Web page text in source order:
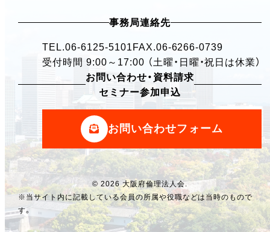
事務局連絡先
TEL.06-6125-5101 FAX.06-6266-0739
受付時間 9:00～17:00 （土曜・日曜・祝日は休業）
お問い合わせ・資料請求
セミナー参加申込
お問い合わせフォーム
© 2026 大阪府倫理法人会.
※当サイト内に記載している会員の所属や役職などは当時のもので
す。